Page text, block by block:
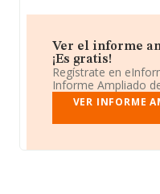
Ver el informe
¡Es gratis!
Regístrate en
Informe Ampliado
VER INFORME